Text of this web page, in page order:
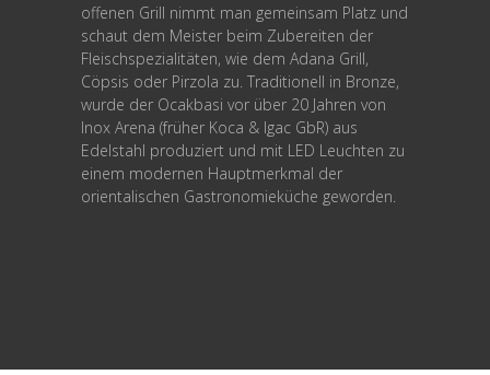
offenen Grill nimmt man gemeinsam Platz und
schaut dem Meister beim Zubereiten der
Fleischspezialitäten, wie dem Adana Grill,
Cöpsis oder Pirzola zu. Traditionell in Bronze,
wurde der Ocakbasi vor über 20 Jahren von
Inox Arena (früher Koca & Igac GbR) aus
Edelstahl produziert und mit LED Leuchten zu
einem modernen Hauptmerkmal der
orientalischen Gastronomieküche geworden.